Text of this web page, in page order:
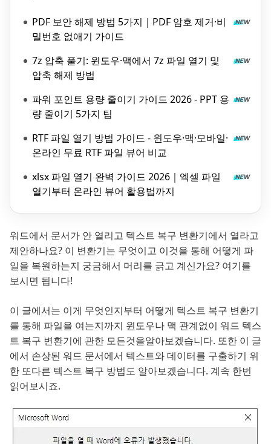
PDF 보안 해제 방법 5가지｜PDF 암호 제거·비
밀번호 없애기 가이드
7z 압축 풀기: 윈도우·맥에서 7z 파일 열기 및
압축 해제 방법
파워 포인트 용량 줄이기 가이드 2026 - PPT 용
량 줄이기 5가지 팁
RTF 파일 열기 방법 가이드 - 윈도우·맥·모바일·
온라인 무료 RTF 파일 뷰어 비교
xlsx 파일 열기 완벽 가이드 2026｜엑셀 파일
열기부터 온라인 뷰어 활용법까지
워드에서 문서가 안 열리고 텍스트 복구 변환기에서 열라고
제안하나요? 이 변환기는 무엇이고 이것을 통해 어떻게 파
일을 복원하는지 궁금해서 머리를 긁고 계신가요? 여기를
보시면 됩니다!
이 글에서는 이게 무엇인지부터 어떻게 텍스트 복구 변환기
를 통해 파일을 여는지까지 윈도우나 맥 관계없이 워드 텍스
트 복구 변환기에 관한 모든것을알아보겠습니다. 또한 이 글
에서 손상된 워드 문서에서 텍스트와 데이터를 구출하기 위
한 또다른 텍스트 복구 방법도 알아보겠습니다. 계속 한번
읽어보시죠.